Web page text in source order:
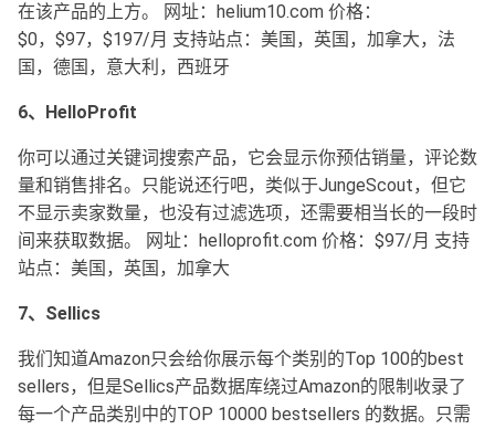
在该产品的上方。 网址：helium10.com 价格：
$0，$97，$197/月 支持站点：美国，英国，加拿大，法
国，德国，意大利，西班牙
6、HelloProfit
你可以通过关键词搜索产品，它会显示你预估销量，评论数
量和销售排名。只能说还行吧，类似于JungeScout，但它
不显示卖家数量，也没有过滤选项，还需要相当长的一段时
间来获取数据。 网址：helloprofit.com 价格：$97/月 支持
站点：美国，英国，加拿大
7、Sellics
我们知道Amazon只会给你展示每个类别的Top 100的best
sellers，但是Sellics产品数据库绕过Amazon的限制收录了
每一个产品类别中的TOP 10000 bestsellers 的数据。只需